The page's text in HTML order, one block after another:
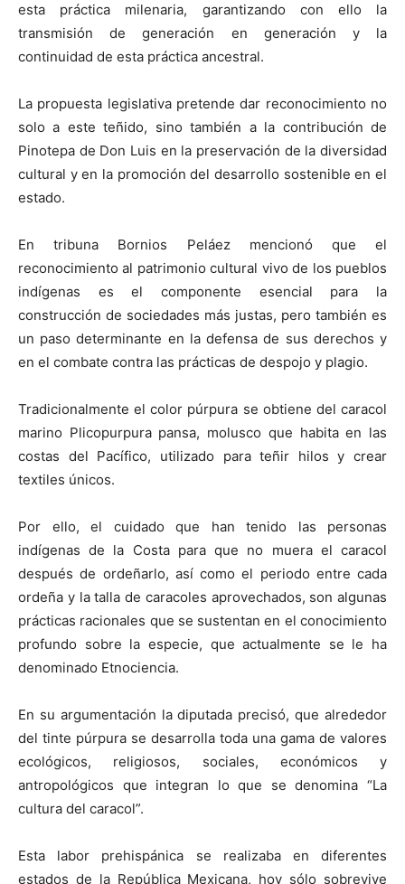
esta práctica milenaria, garantizando con ello la
transmisión de generación en generación y la
continuidad de esta práctica ancestral.
La propuesta legislativa pretende dar reconocimiento no
solo a este teñido, sino también a la contribución de
Pinotepa de Don Luis en la preservación de la diversidad
cultural y en la promoción del desarrollo sostenible en el
estado.
En tribuna Bornios Peláez mencionó que el
reconocimiento al patrimonio cultural vivo de los pueblos
indígenas es el componente esencial para la
construcción de sociedades más justas, pero también es
un paso determinante en la defensa de sus derechos y
en el combate contra las prácticas de despojo y plagio.
Tradicionalmente el color púrpura se obtiene del caracol
marino Plicopurpura pansa, molusco que habita en las
costas del Pacífico, utilizado para teñir hilos y crear
textiles únicos.
Por ello, el cuidado que han tenido las personas
indígenas de la Costa para que no muera el caracol
después de ordeñarlo, así como el periodo entre cada
ordeña y la talla de caracoles aprovechados, son algunas
prácticas racionales que se sustentan en el conocimiento
profundo sobre la especie, que actualmente se le ha
denominado Etnociencia.
En su argumentación la diputada precisó, que alrededor
del tinte púrpura se desarrolla toda una gama de valores
ecológicos, religiosos, sociales, económicos y
antropológicos que integran lo que se denomina “La
cultura del caracol”.
Esta labor prehispánica se realizaba en diferentes
estados de la República Mexicana, hoy sólo sobrevive